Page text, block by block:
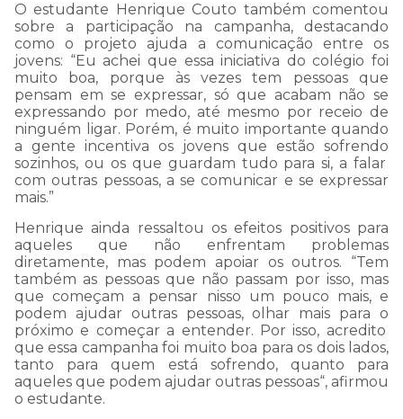
O estudante Henrique Couto também comentou
sobre a participação na campanha, destacando
como o projeto ajuda a comunicação entre os
jovens: “Eu achei que essa iniciativa do colégio foi
muito boa, porque às vezes tem pessoas que
pensam em se expressar, só que acabam não se
expressando por medo, até mesmo por receio de
ninguém ligar. Porém, é muito importante quando
a gente incentiva os jovens que estão sofrendo
sozinhos, ou os que guardam tudo para si, a falar
com outras pessoas, a se comunicar e se expressar
mais.”
Henrique ainda ressaltou os efeitos positivos para
aqueles que não enfrentam problemas
diretamente, mas podem apoiar os outros. “Tem
também as pessoas que não passam por isso, mas
que começam a pensar nisso um pouco mais,e
podem ajudar outras pessoas, olhar mais para o
próximo e começar a entender. Por isso, acredito
que essa campanhafoi muito boa para os dois lados,
tanto para quem está sofrendo, quanto para
aqueles que podem ajudar outras pessoas“, afirmou
o estudante.